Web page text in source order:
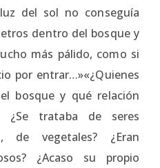
del sol no conseguía
dentro del bosque y
más pálido, como si
por entrar…»«¿Quienes
bosque y qué relación
¿Se trataba de seres
de vegetales? ¿Eran
¿Acaso su propio